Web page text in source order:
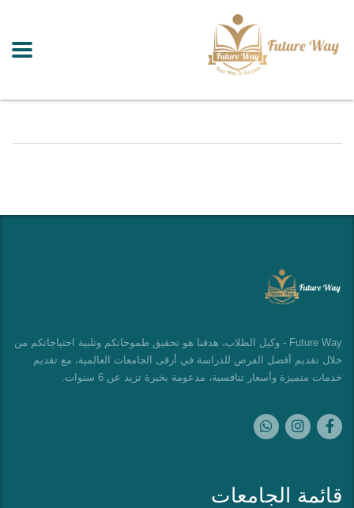
Future Way - وكيل الطلاب، هدفنا هو تحقيق طموحاتكم وتلبية احتياجاتكم من
خلال تقديم أفضل الفرص للدراسة في أرقى الجامعات العالمية، مع تقديم
خدمات متميزة وأسعار تنافسية، مدعومة بخبرة تزيد عن 6 سنوات.
قائمة الجامعات